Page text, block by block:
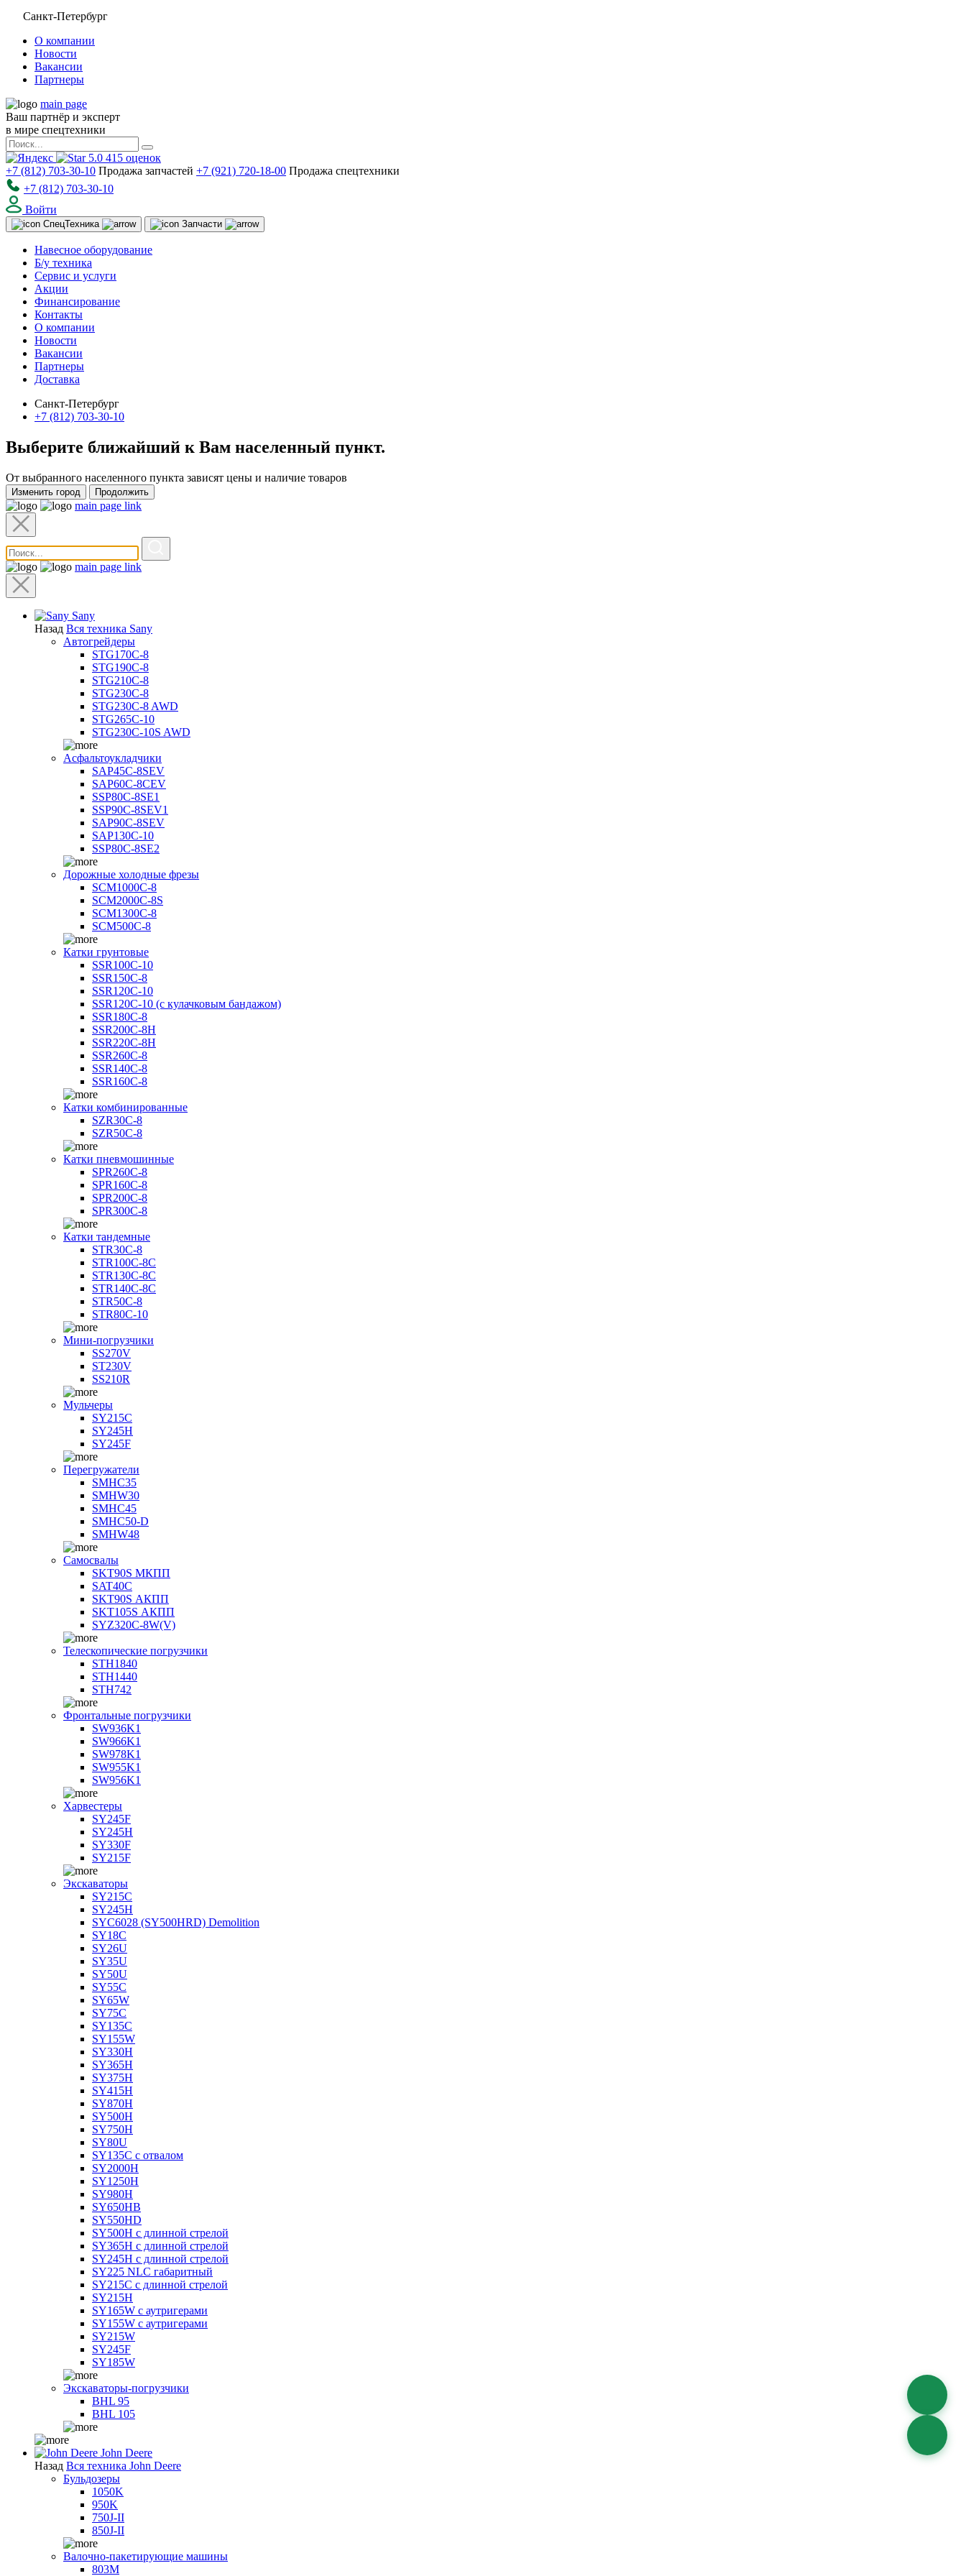
Санкт-Петербург
О компании
Новости
Вакансии
Партнеры
main page
Ваш партнёр и эксперт
в мире спецтехники
5.0 415 оценок
+7 (812) 703-30-10 Продажа запчастей +7 (921) 720-18-00 Продажа спецтехники
+7 (812) 703-30-10
Войти
СпецТехника Запчасти
Навесное оборудование
Б/у техника
Сервис и услуги
Акции
Финансирование
Контакты
О компании
Новости
Вакансии
Партнеры
Доставка
Санкт-Петербург
+7 (812) 703-30-10
Выберите ближайший к Вам населенный пункт.
От выбранного населенного пункта зависят цены и наличие товаров
Изменить город Продолжить
main page link
main page link
Sany
Назад Вся техника Sany
Автогрейдеры
STG170C-8
STG190C-8
STG210C-8
STG230C-8
STG230C-8 AWD
STG265C-10
STG230C-10S AWD
Асфальтоукладчики
SAP45С-8SEV
SAP60C-8CEV
SSP80C-8SE1
SSP90C-8SEV1
SAP90C-8SEV
SAP130C-10
SSP80C-8SE2
Дорожные холодные фрезы
SCM1000C-8
SCM2000C-8S
SCM1300C-8
SCM500C-8
Катки грунтовые
SSR100C-10
SSR150C-8
SSR120C-10
SSR120C-10 (с кулачковым бандажом)
SSR180C-8
SSR200C-8H
SSR220C-8H
SSR260C-8
SSR140C-8
SSR160C-8
Катки комбинированные
SZR30C-8
SZR50C-8
Катки пневмошинные
SPR260C-8
SPR160C-8
SPR200C-8
SPR300C-8
Катки тандемные
STR30C-8
STR100C-8С
STR130C-8С
STR140C-8С
STR50C-8
STR80C-10
Мини-погрузчики
SS270V
ST230V
SS210R
Мульчеры
SY215C
SY245H
SY245F
Перегружатели
SMHC35
SMHW30
SMHC45
SMHC50-D
SMHW48
Самосвалы
SKT90S МКПП
SAT40C
SKT90S АКПП
SKT105S АКПП
SYZ320C-8W(V)
Телескопические погрузчики
STH1840
STH1440
STH742
Фронтальные погрузчики
SW936K1
SW966K1
SW978K1
SW955K1
SW956K1
Харвестеры
SY245F
SY245H
SY330F
SY215F
Экскаваторы
SY215C
SY245H
SYC6028 (SY500HRD) Demolition
SY18C
SY26U
SY35U
SY50U
SY55C
SY65W
SY75C
SY135C
SY155W
SY330H
SY365H
SY375H
SY415H
SY870H
SY500H
SY750H
SY80U
SY135C с отвалом
SY2000H
SY1250H
SY980H
SY650HB
SY550HD
SY500H с длинной стрелой
SY365H с длинной стрелой
SY245H с длинной стрелой
SY225 NLC габаритный
SY215C с длинной стрелой
SY215H
SY165W с аутригерами
SY155W с аутригерами
SY215W
SY245F
SY185W
Экскаваторы-погрузчики
BHL 95
BHL 105
John Deere
Назад Вся техника John Deere
Бульдозеры
1050K
950K
750J-II
850J-II
Валочно-пакетирующие машины
803M